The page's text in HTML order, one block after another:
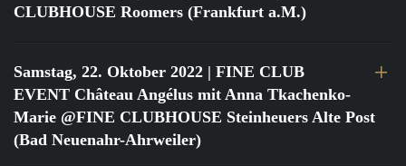
CLUBHOUSE Roomers (Frankfurt a.M.)
Samstag, 22. Oktober 2022 | FINE CLUB
EVENT Château Angélus mit Anna Tkachenko-
Marie @FINE CLUBHOUSE Steinheuers Alte Post
(Bad Neuenahr-Ahrweiler)